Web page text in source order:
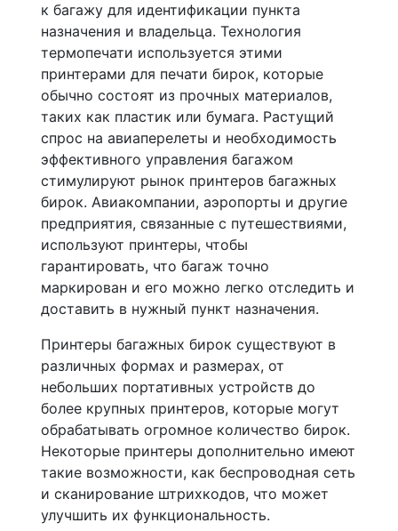
к багажу для идентификации пункта
назначения и владельца. Технология
термопечати используется этими
принтерами для печати бирок, которые
обычно состоят из прочных материалов,
таких как пластик или бумага. Растущий
спрос на авиаперелеты и необходимость
эффективного управления багажом
стимулируют рынок принтеров багажных
бирок. Авиакомпании, аэропорты и другие
предприятия, связанные с путешествиями,
используют принтеры, чтобы
гарантировать, что багаж точно
маркирован и его можно легко отследить и
доставить в нужный пункт назначения.
Принтеры багажных бирок существуют в
различных формах и размерах, от
небольших портативных устройств до
более крупных принтеров, которые могут
обрабатывать огромное количество бирок.
Некоторые принтеры дополнительно имеют
такие возможности, как беспроводная сеть
и сканирование штрихкодов, что может
улучшить их функциональность.